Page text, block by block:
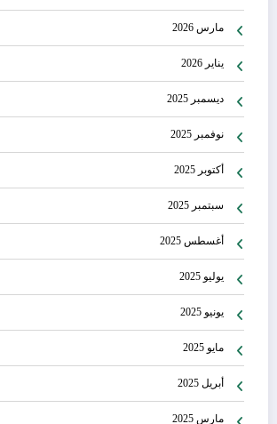
مارس 2026
يناير 2026
ديسمبر 2025
نوفمبر 2025
أكتوبر 2025
سبتمبر 2025
أغسطس 2025
يوليو 2025
يونيو 2025
مايو 2025
أبريل 2025
مارس 2025